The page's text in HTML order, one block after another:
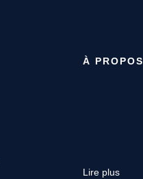
À PROPOS
Lire plus